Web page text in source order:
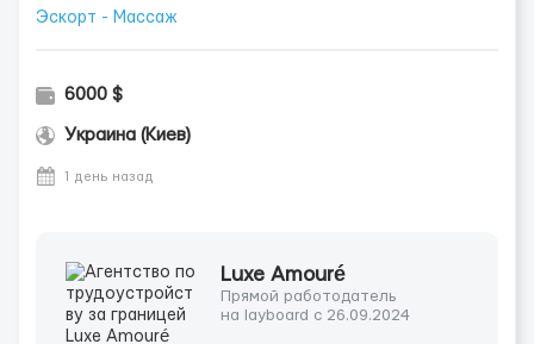
Эскорт - Массаж
6000 $
Украина (Киев)
1 день назад
Luxe Amouré
Прямой работодатель
на layboard с 26.09.2024